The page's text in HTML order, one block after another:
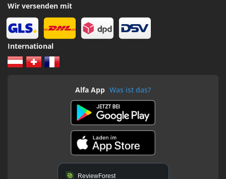
Wir versenden mit
International
Alfa App Was ist das?
ReviewForest